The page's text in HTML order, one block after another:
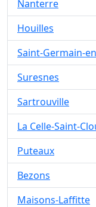
Nanterre
Houilles
Saint-Germain-
Suresnes
Sartrouville
La Celle-Saint-
Puteaux
Bezons
Maisons-Laffitte